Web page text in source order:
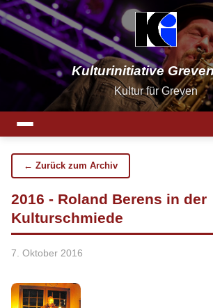
Kulturinitiative
Kultur für Greven
← Zurück zum Archiv
2016 - Roland Berens in der
Kulturschmiede
7. Oktober 2016